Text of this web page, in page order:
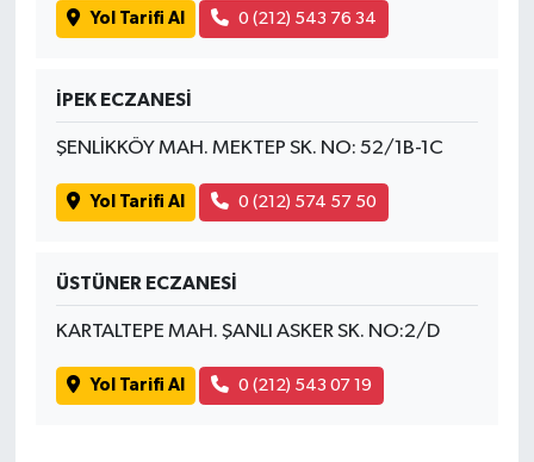
Yol Tarifi Al 0 (212) 543 76 34
İPEK ECZANESİ
ŞENLİKKÖY MAH. MEKTEP SK. NO: 52/1B-1C
Yol Tarifi Al 0 (212) 574 57 50
ÜSTÜNER ECZANESİ
KARTALTEPE MAH. ŞANLI ASKER SK. NO:2/D
Yol Tarifi Al 0 (212) 543 07 19